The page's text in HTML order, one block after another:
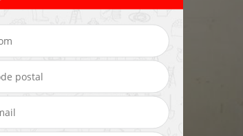
Débistrage de
cheminée 91
Ramonage de
cheminée 91